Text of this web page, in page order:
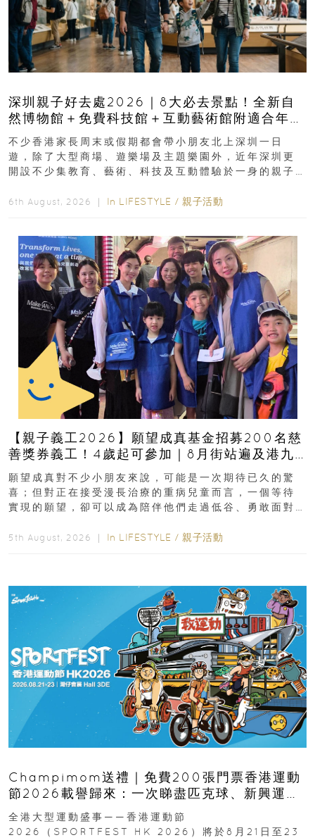
深圳親子好去處2026｜8大必去景點！全新自
然博物館＋免費科技館＋互動藝術館附適合年
齡、交通、門票、開放時間
不少香港家長周末或假期都會帶小朋友北上深圳一日
遊，除了大型商場、遊樂場及主題樂園外，近年深圳更
開設不少集教育、藝術、科技及互動體驗於一身的親子
6th August, 2026 ｜ In LIFESTYLE / 親子活動
【親子義工2026】願望成真基金招募200名慈
善獎券義工！4歲起可參加｜8月街站遍及港九
新界
願望成真對不少小朋友來說，可能是一次期待已久的驚
喜；但對正在接受漫長治療的重病兒童而言，一個等待
實現的願望，卻可以成為陪伴他們走過低谷、勇敢面對
5th August, 2026 ｜ In LIFESTYLE / 親子活動
Champimom送禮｜免費200張門票香港運動
節2026載譽歸來：一次睇盡匹克球、新興運
動、街舞比賽＋逾百運動品牌展覽
全港大型運動盛事——香港運動節
2026（SPORTFEST HK 2026）將於8月21日至23